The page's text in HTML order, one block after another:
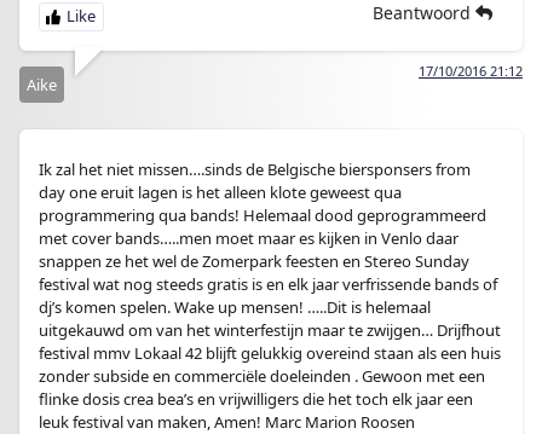
Beantwoord
17/10/2016 21:12
Aike
Ik zal het niet missen….sinds de Belgische biersponsers from
day one eruit lagen is het alleen klote geweest qua
programmering qua bands! Helemaal dood geprogrammeerd
met cover bands…..men moet maar es kijken in Venlo daar
snappen ze het wel de Zomerpark feesten en Stereo Sunday
festival wat nog steeds gratis is en elk jaar verfrissende bands of
dj’s komen spelen. Wake up mensen! …..Dit is helemaal
uitgekauwd om van het winterfestijn maar te zwijgen… Drijfhout
festival mmv Lokaal 42 blijft gelukkig overeind staan als een huis
zonder subside en commerciële doeleinden . Gewoon met een
flinke dosis crea bea’s en vrijwilligers die het toch elk jaar een
leuk festival van maken, Amen! Marc Marion Roosen